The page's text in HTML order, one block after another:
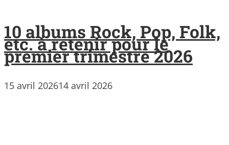
10 albums Rock, Pop, Folk,
etc. à retenir pour le
premier trimestre 2026
15 avril 202614 avril 2026